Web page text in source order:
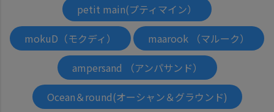
petit main(プティマイン）
mokuD（モクディ）
maarook （マルーク）
ampersand （アンパサンド）
Ocean＆round(オーシャン＆グラウンド)